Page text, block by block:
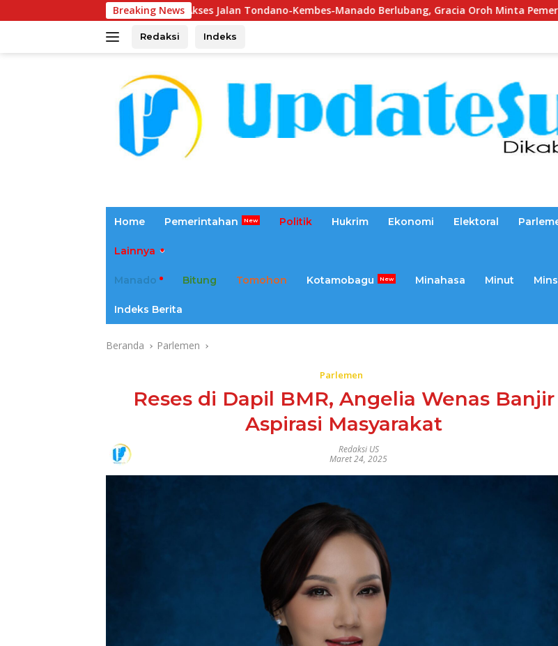
ke
Breaking News
Akses Jalan Tondano-Kembes-Manado Berlubang, Gracia Oroh Minta Pemerintah Beri Perhatian
Redaksi Indeks
Home Pemerintahan Politik Hukrim Ekonomi Elektoral
Lainnya
Manado Bitung Tomohon Kotamobagu Minahasa Minut
Indeks Berita
Beranda Parlemen
Parlemen
Reses di Dapil BMR, Angelia Wenas Banjir
Aspirasi Masyarakat
Redaksi US
Maret 24, 2025